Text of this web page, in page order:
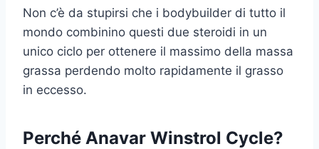
Non c’è da stupirsi che i bodybuilder di tutto il
mondo combinino questi due steroidi in un
unico ciclo per ottenere il massimo della massa
grassa perdendo molto rapidamente il grasso
in eccesso.
Perché Anavar Winstrol Cycle?